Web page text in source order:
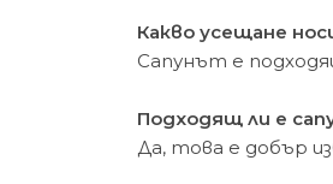
Какво усещане
Сапунът е
Подходящ ли е
Да, това е добър